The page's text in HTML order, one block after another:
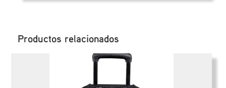
Productos relacionados